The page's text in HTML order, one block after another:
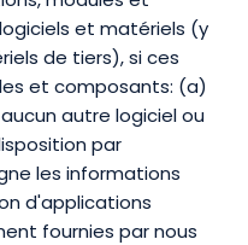
et matériels (y
de tiers), si ces
et composants: (a)
autre logiciel ou
par
les informations
d'applications
fournies par nous